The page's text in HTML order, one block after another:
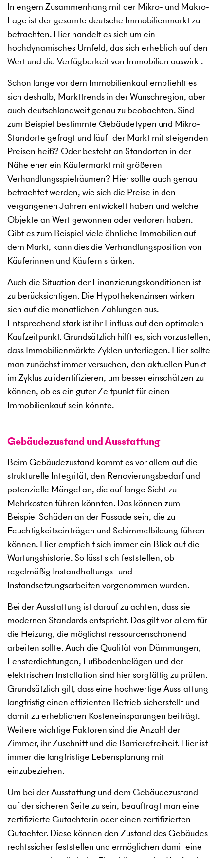
In engem Zusammenhang mit der Mikro- und Makro-
Lage ist der gesamte deutsche Immobilienmarkt zu
betrachten. Hier handelt es sich um ein
hochdynamisches Umfeld, das sich erheblich auf den
Wert und die Verfügbarkeit von Immobilien auswirkt.
Schon lange vor dem Immobilienkauf empfiehlt es
sich deshalb, Markttrends in der Wunschregion, aber
auch deutschlandweit genau zu beobachten. Sind
zum Beispiel bestimmte Gebäudetypen und Mikro-
Standorte gefragt und läuft der Markt mit steigenden
Preisen heiß? Oder besteht an Standorten in der
Nähe eher ein Käufermarkt mit größeren
Verhandlungsspielräumen? Hier sollte auch genau
betrachtet werden, wie sich die Preise in den
vergangenen Jahren entwickelt haben und welche
Objekte an Wert gewonnen oder verloren haben.
Gibt es zum Beispiel viele ähnliche Immobilien auf
dem Markt, kann dies die Verhandlungsposition von
Käuferinnen und Käufern stärken.
Auch die Situation der Finanzierungskonditionen ist
zu berücksichtigen. Die Hypothekenzinsen wirken
sich auf die monatlichen Zahlungen aus.
Entsprechend stark ist ihr Einfluss auf den optimalen
Kaufzeitpunkt. Grundsätzlich hilft es, sich vorzustellen,
dass Immobilienmärkte Zyklen unterliegen. Hier sollte
man zunächst immer versuchen, den aktuellen Punkt
im Zyklus zu identifizieren, um besser einschätzen zu
können, ob es ein guter Zeitpunkt für einen
Immobilienkauf sein könnte.
Gebäudezustand und Ausstattung
Beim Gebäudezustand kommt es vor allem auf die
strukturelle Integrität, den Renovierungsbedarf und
potenzielle Mängel an, die auf lange Sicht zu
Mehrkosten führen könnten. Das können zum
Beispiel Schäden an der Fassade sein, die zu
Feuchtigkeitseinträgen und Schimmelbildung führen
können. Hier empfiehlt sich immer ein Blick auf die
Wartungshistorie. So lässt sich feststellen, ob
regelmäßig Instandhaltungs- und
Instandsetzungsarbeiten vorgenommen wurden.
Bei der Ausstattung ist darauf zu achten, dass sie
modernen Standards entspricht. Das gilt vor allem für
die Heizung, die möglichst ressourcenschonend
arbeiten sollte. Auch die Qualität von Dämmungen,
Fensterdichtungen, Fußbodenbelägen und der
elektrischen Installation sind hier sorgfältig zu prüfen.
Grundsätzlich gilt, dass eine hochwertige Ausstattung
langfristig einen effizienten Betrieb sicherstellt und
damit zu erheblichen Kosteneinsparungen beiträgt.
Weitere wichtige Faktoren sind die Anzahl der
Zimmer, ihr Zuschnitt und die Barrierefreiheit. Hier ist
immer die langfristige Lebensplanung mit
einzubeziehen.
Um bei der Ausstattung und dem Gebäudezustand
auf der sicheren Seite zu sein, beauftragt man eine
zertifizierte Gutachterin oder einen zertifizierten
Gutachter. Diese können den Zustand des Gebäudes
rechtssicher feststellen und ermöglichen damit eine